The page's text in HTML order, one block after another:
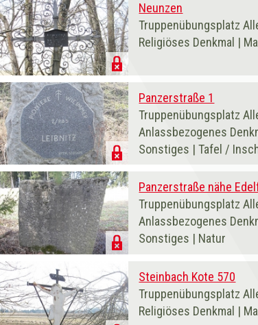
Neunzen
Truppenübungsplatz
Religiöses Denkmal |
Panzerstraße 1
Truppenübungsplatz
Anlassbezogenes
Sonstiges | Tafel /
Panzerstraße nähe
Truppenübungsplatz
Anlassbezogenes
Sonstiges | Natur
Steinbach Kote 570
Truppenübungsplatz
Religiöses Denkmal |